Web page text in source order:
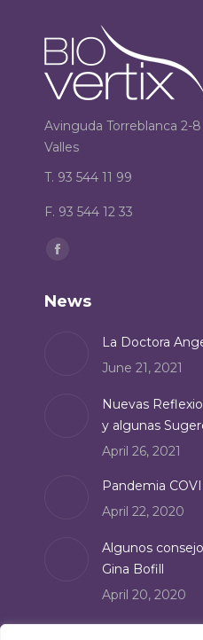
Avinguda Torreblanca 2-
Valles
T. 93 544 11 99
F. 93 544 12 33
Find us on:
opens
window
News
La Doctora
June 21, 2021
Nuevas
y algunas
April 26, 2021
Pandemia
April 22, 2020
Algunos
Gina Bofill
April 20, 2020